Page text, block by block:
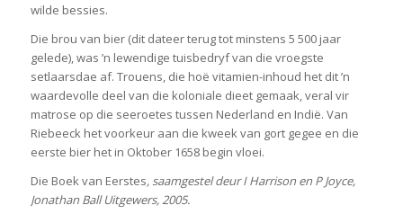
wilde bessies.
Die brou van bier (dit dateer terug tot minstens 5 500 jaar
gelede), was ’n lewendige tuisbedryf van die vroegste
setlaarsdae af. Trouens, die hoë vitamien-inhoud het dit ’n
waardevolle deel van die koloniale dieet gemaak, veral vir
matrose op die seeroetes tussen Nederland en Indië. Van
Riebeeck het voorkeur aan die kweek van gort gegee en die
eerste bier het in Oktober 1658 begin vloei.
Die Boek van Eerstes, saamgestel deur I Harrison en P Joyce,
Jonathan Ball Uitgewers, 2005.